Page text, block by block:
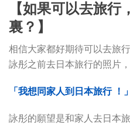
【如果可以去旅
裏？】
相信大家都好期待可以去旅
詠彤之前去日本旅行的照片
「我想同家人到日本旅行 ！」
詠彤的願望是和家人去日本